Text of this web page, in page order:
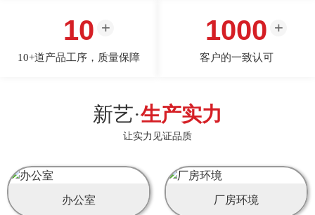
10
10+道产品工序，质量保障
1000
客户的一致认可
新艺·生产实力
让实力见证品质
办公室 厂房环境